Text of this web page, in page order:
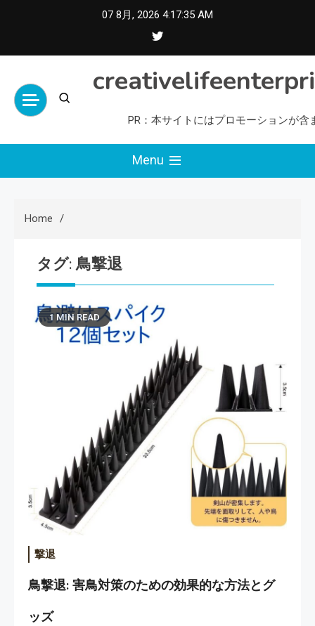
07 8月, 2026 4:17:35 AM
PR：本サイトにはプロモーションが含
Menu
Home
タグ:鳥撃退
1 MIN READ
撃退
鳥撃退: 害鳥対策のための効果的な方法とグ
ッズ